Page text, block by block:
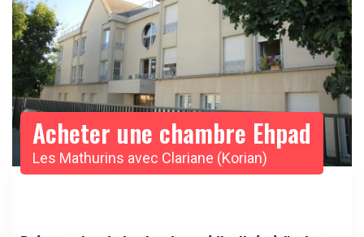
Acheter une chambre Ehpad
Les Mathurins avec Clariane (Korian)